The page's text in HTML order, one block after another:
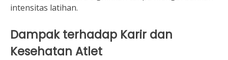
intensitas latihan.
Dampak terhadap Karir dan
Kesehatan Atlet